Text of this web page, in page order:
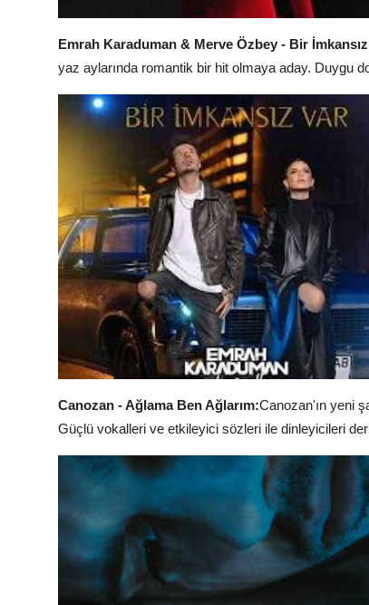
Emrah Karaduman & Merve Özbey - Bir
yaz aylarında romantik bir hit olmaya aday. Duygu
Canozan - Ağlama Ben Ağlarım:Canozan'ın yeni
Güçlü vokalleri ve etkileyici sözleri ile dinleyicileri